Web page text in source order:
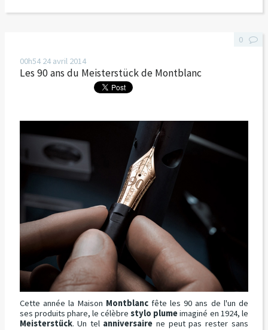
00h54 24 avril 2014
Les 90 ans du Meisterstück de Montblanc
Cette année la Maison Montblancfête les 90 ans de l'un de
ses produits phare, le célèbrestylo plumeimaginé en 1924, le
Meisterstück. Un tel anniversaire ne peut pas rester sans
0